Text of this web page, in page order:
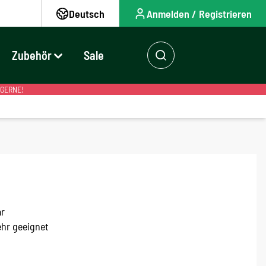
Deutsch Anmelden / Registrieren
Zubehör Sale
geeignet